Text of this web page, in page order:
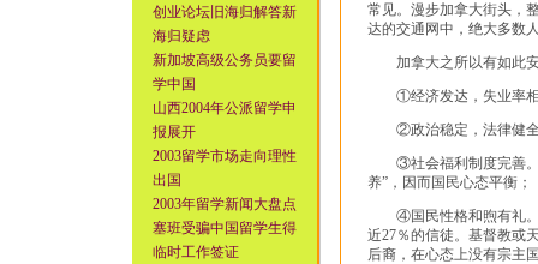
创业论坛旧海归解答新
海归疑虑
新加坡高级公务员要留
学中国
山西2004年公派留学申
报展开
2003留学市场走向理性
出国
2003年留学新闻大盘点
塞班受骗中国留学生得
临时工作签证
常见。漫步加拿大街头，
达的交通网中，绝大多数
加拿大之所以有如此安
①经济发达，失业率相
②政治稳定，法律健全
③社会福利制度完善。
养”，因而国民心态平衡；
④国民性格和煦有礼。
近27％的信徒。基督教或
后裔，在心态上没有宗主